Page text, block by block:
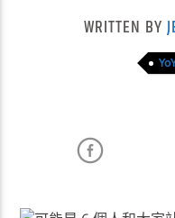
WRITTEN BY